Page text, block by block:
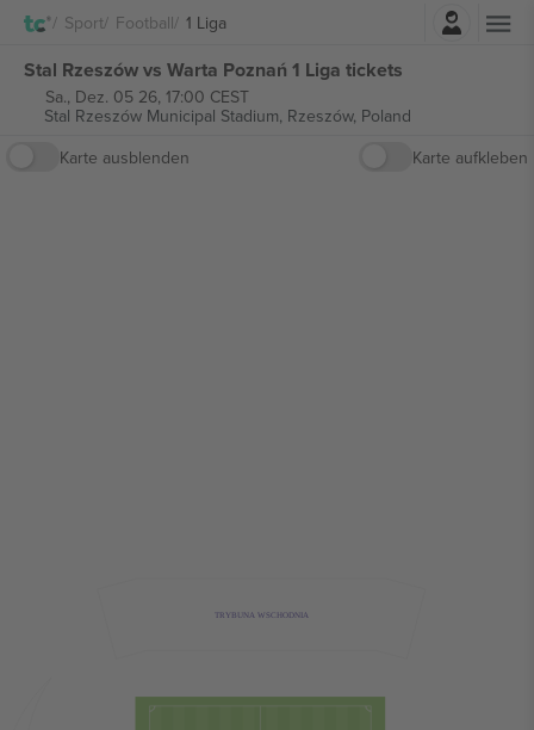
Sport Football 1 Liga
Stal Rzeszów vs Warta Poznań 1 Liga tickets
Sa., Dez. 05 26, 17:00 CEST
Stal Rzeszów Municipal Stadium, Rzeszów, Poland
Karte ausblenden
Karte aufkleben
TRYBUNA WSCHODNIA